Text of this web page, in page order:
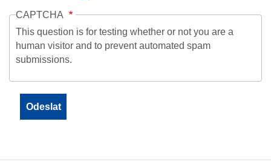
CAPTCHA
This question is for testing whether or not you are a
human visitor and to prevent automated spam
submissions.